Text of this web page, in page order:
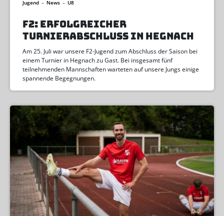
Jugend – News – U8
F2: ERFOLGREICHER
TURNIERABSCHLUSS IN HEGNACH
Am 25. Juli war unsere F2-Jugend zum Abschluss der Saison bei
einem Turnier in Hegnach zu Gast. Bei insgesamt fünf
teilnehmenden Mannschaften warteten auf unsere Jungs einige
spannende Begegnungen.